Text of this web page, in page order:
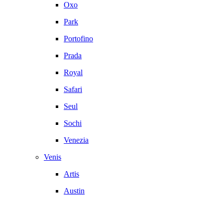
Oxo
Park
Portofino
Prada
Royal
Safari
Seul
Sochi
Venezia
Venis
Artis
Austin